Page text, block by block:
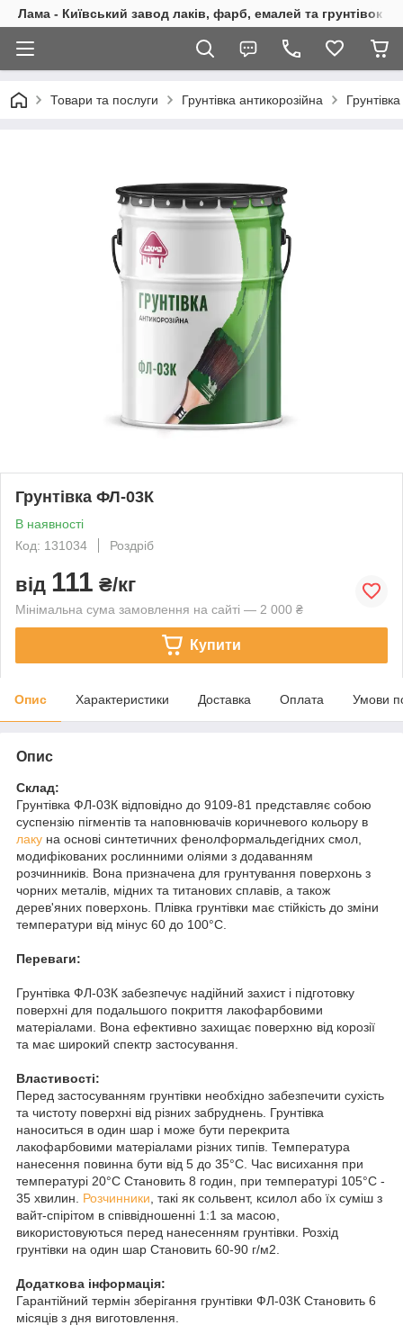
Лама - Київський завод лаків, фарб, емалей та грунтівок
Товари та послуги Грунтівка антикорозійна
Грунтівка ФЛ-03К
В наявності
Код: 131034
Роздріб
від 111 ₴/кг
Мінімальна сума замовлення на сайті — 2 000 ₴
Купити
Опис Характеристики Доставка Оплата Умови
Опис
Склад:
Грунтівка ФЛ-03К відповідно до 9109-81 представляє собою
суспензію пігментів та наповнювачів коричневого кольору в
лаку на основі синтетичних фенолформальдегідних смол,
модифікованих рослинними оліями з додаванням
розчинників. Вона призначена для грунтування поверхонь з
чорних металів, мідних та титанових сплавів, а також
дерев'яних поверхонь. Плівка грунтівки має стійкість до зміни
температури від мінус 60 до 100°C.
Переваги:
Грунтівка ФЛ-03К забезпечує надійний захист і підготовку
поверхні для подальшого покриття лакофарбовими
матеріалами. Вона ефективно захищає поверхню від корозії
та має широкий спектр застосування.
Властивості:
Перед застосуванням грунтівки необхідно забезпечити сухість
та чистоту поверхні від різних забруднень. Грунтівка
наноситься в один шар і може бути перекрита
лакофарбовими матеріалами різних типів. Температура
нанесення повинна бути від 5 до 35°C. Час висихання при
температурі 20°C Становить 8 годин, при температурі 105°C -
35 хвилин. Розчинники , такі як сольвент, ксилол або їх суміш з
вайт-спірітом в співвідношенні 1:1 за масою,
використовуються перед нанесенням грунтівки. Розхід
грунтівки на один шар Становить 60-90 г/м2.
Додаткова інформація:
Гарантійний термін зберігання грунтівки ФЛ-03К Становить 6
місяців з дня виготовлення.